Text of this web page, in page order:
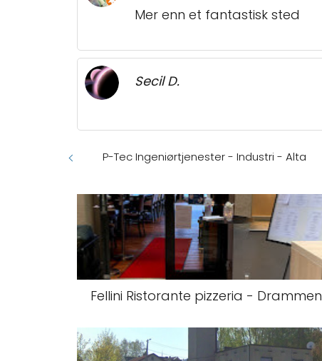
Mer enn et fantastisk sted
Secil D.
P-Tec Ingeniørtjenester - Industri - Alta
Fellini Ristorante pizzeria - Drammen